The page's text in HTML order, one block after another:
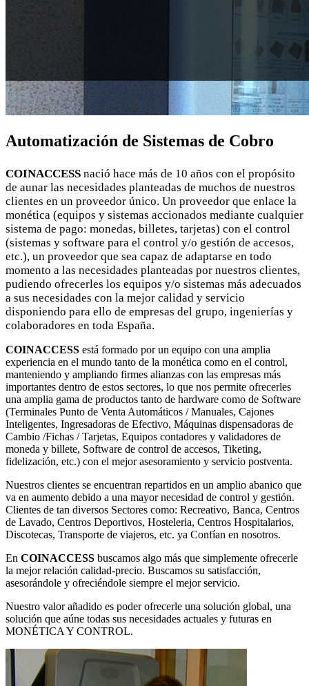
Automatización de Sistemas de Cobro
COINACCESS nació hace más de 10 años con el propósito
de aunar las necesidades planteadas de muchos de nuestros
clientes en un proveedor único. Un proveedor que enlace la
monética (equipos y sistemas accionados mediante cualquier
sistema de pago: monedas, billetes, tarjetas) con el control
(sistemas y software para el control y/o gestión de accesos,
etc.), un proveedor que sea capaz de adaptarse en todo
momento a las necesidades planteadas por nuestros clientes,
pudiendo ofrecerles los equipos y/o sistemas más adecuados
a sus necesidades con la mejor calidad y servicio
disponiendo para ello de empresas del grupo, ingenierías y
colaboradores en toda España.
COINACCESS está formado por un equipo con una amplia
experiencia en el mundo tanto de la monética como en el control,
manteniendo y ampliando firmes alianzas con las empresas más
importantes dentro de estos sectores, lo que nos permite ofrecerles
una amplia gama de productos tanto de hardware como de Software
(Terminales Punto de Venta Automáticos / Manuales, Cajones
Inteligentes, Ingresadoras de Efectivo, Máquinas dispensadoras de
Cambio /Fichas / Tarjetas, Equipos contadores y validadores de
moneda y billete, Software de control de accesos, Tiketing,
fidelización, etc.) con el mejor asesoramiento y servicio postventa.
Nuestros clientes se encuentran repartidos en un amplio abanico que
va en aumento debido a una mayor necesidad de control y gestión.
Clientes de tan diversos Sectores como: Recreativo, Banca, Centros
de Lavado, Centros Deportivos, Hosteleria, Centros Hospitalarios,
Discotecas, Transporte de viajeros, etc. ya Confían en nosotros.
En COINACCESS buscamos algo más que simplemente ofrecerle
la mejor relación calidad-precio. Buscamos su satisfacción,
asesorándole y ofreciéndole siempre el mejor servicio.
Nuestro valor añadido es poder ofrecerle una solución global, una
solución que aúne todas sus necesidades actuales y futuras en
MONÉTICA Y CONTROL.